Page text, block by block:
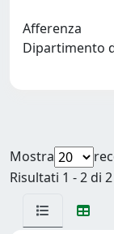
Afferenza
Dipartimento
Mostra
Risultati 1 - 2 di